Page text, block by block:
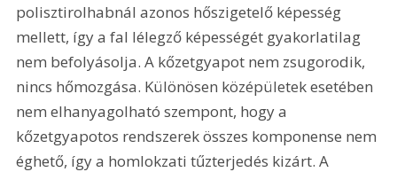
polisztirolhabnál azonos hőszigetelő képesség
mellett, így a fal lélegző képességét gyakorlatilag
nem befolyásolja. A kőzetgyapot nem zsugorodik,
nincs hőmozgása. Különösen középületek esetében
nem elhanyagolható szempont, hogy a
kőzetgyapotos rendszerek összes komponense nem
éghető, így a homlokzati tűzterjedés kizárt. A